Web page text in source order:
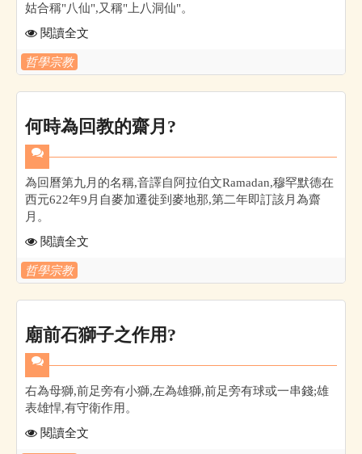
姑合稱"八仙",又稱"上八洞仙"。
閱讀全文
哲學宗教
何時為回教的齋月?
為回曆第九月的名稱,音譯自阿拉伯文Ramadan,穆罕默德在
西元622年9月自麥加遷徙到麥地那,第二年即訂該月為齋
月。
閱讀全文
哲學宗教
廟前石獅子之作用?
右為母獅,前足旁有小獅,左為雄獅,前足旁有球或一串錢;雄
表雄悍,有守衛作用。
閱讀全文